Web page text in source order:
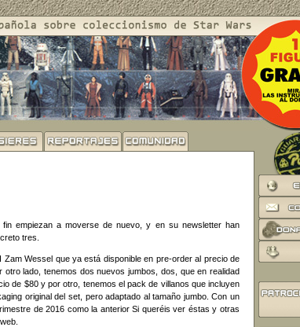
empiezan a moverse de nuevo, y en su newsletter han
tres.
Wessel que ya está disponible en pre-order al precio de
lado, tenemos dos nuevos jumbos, dos, que en realidad
de $80 y por otro, tenemos el pack de villanos que incluyen
original del set, pero adaptado al tamaño jumbo. Con un
de 2016 como la anterior Si queréis ver éstas y otras